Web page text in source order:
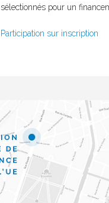
sélectionnés pour un
Participation sur inscription